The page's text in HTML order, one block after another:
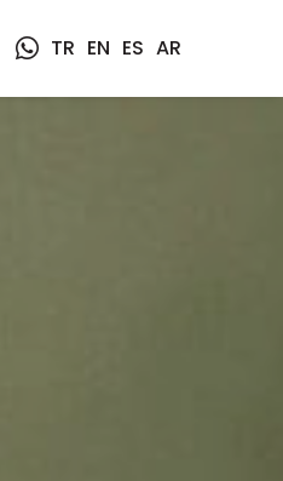
TR EN ES AR